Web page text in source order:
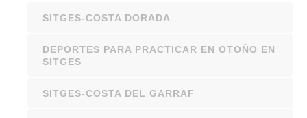
SITGES-COSTA DORADA
DEPORTES PARA PRACTICAR EN OTOÑO EN
SITGES
SITGES-COSTA DEL GARRAF